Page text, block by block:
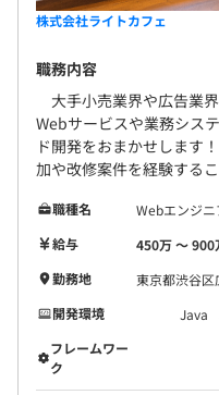
Docker、Terraform
<開発環境>
■言語：JavaScript、
■FW：Vue.js、Nuxt.js
■プロジェクト管理：
■その他：CircleCI、
GCP Cloud Build、
Visual Studio Code
株式会社ライトカフェ
職務内容
大手小売業界や広告業
Webサービスや業務シス
ド開発をおまかせしま
加や改修案件を経験する
職種名
Webエンジ
給与
450万 〜 900
勤務地
東京都渋谷
開発環境
Java
フレームワー
ク